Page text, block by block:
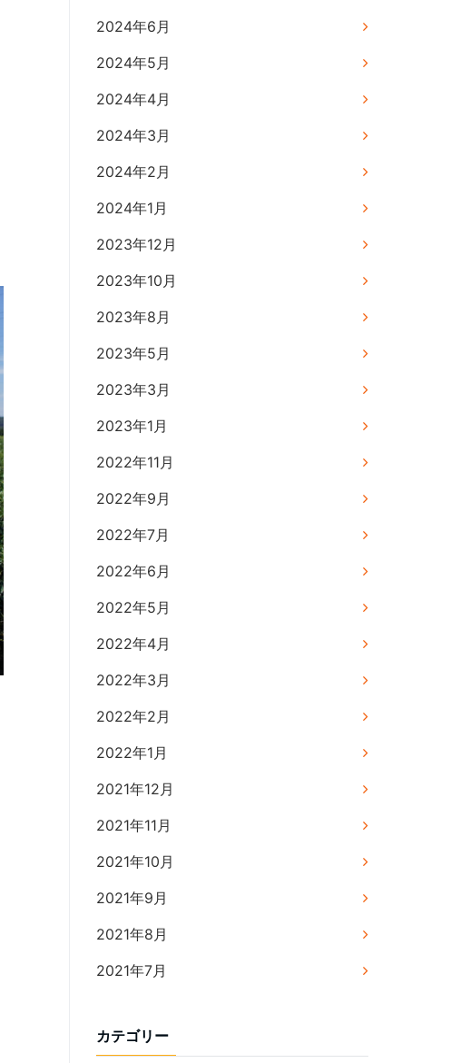
2024年6月
2024年5月
2024年4月
2024年3月
2024年2月
2024年1月
2023年12月
2023年10月
2023年8月
2023年5月
2023年3月
2023年1月
2022年11月
2022年9月
2022年7月
2022年6月
2022年5月
2022年4月
2022年3月
2022年2月
2022年1月
2021年12月
2021年11月
2021年10月
2021年9月
2021年8月
2021年7月
カテゴリー